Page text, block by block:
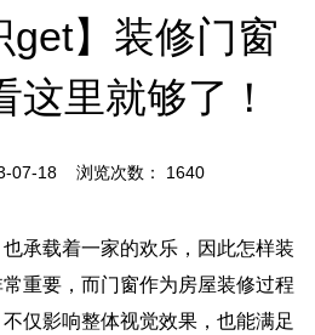
get】装修门窗
这里就够了！
07-18 浏览次数： 1640
承载着一家的欢乐，因此怎样装
重要，而门窗作为房屋装修过程
仅影响整体视觉效果，也能满足